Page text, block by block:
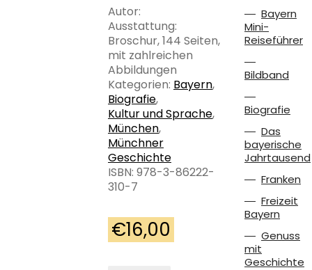
Autor:
Ausstattung:
Broschur, 144 Seiten,
mit zahlreichen
Abbildungen
Kategorien: Bayern,
Biografie,
Kultur und Sprache,
München,
Münchner
Geschichte
ISBN: 978-3-86222-
310-7
€16,00
Bayern
Mini-
Reiseführer
Bildband
Biografie
Das
bayerische
Jahrtausend
Franken
Freizeit
Bayern
Genuss
mit
Geschichte